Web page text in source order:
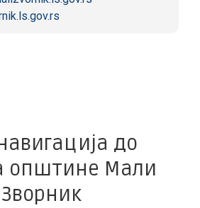
до
општине Мали
Зворник